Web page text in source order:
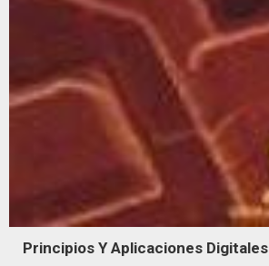
Principios Y Aplicaciones Digitales